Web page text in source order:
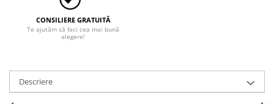
Combinezoane
Hanorace
Pantaloni scurti
Salopetă cu pieptar
CONSILIERE GRATUITĂ
Te ajutăm să faci cea mai bună
alegere!
Descriere